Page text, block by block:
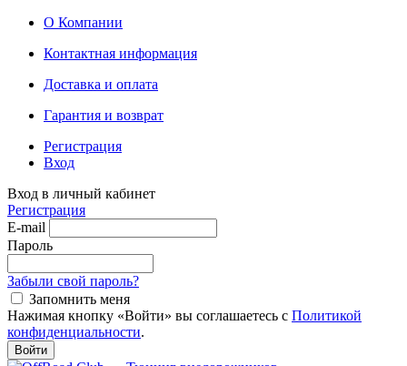
О Компании
Контактная информация
Доставка и оплата
Гарантия и возврат
Регистрация
Вход
Вход в личный кабинет
Регистрация
E-mail
Пароль
Забыли свой пароль?
Запомнить меня
Нажимая кнопку «Войти» вы соглашаетесь с Политикой
конфиденциальности.
Войти